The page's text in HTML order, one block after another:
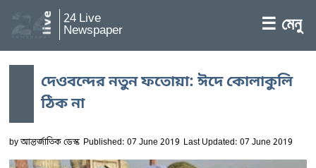
24 Live
Newspaper ☰ মেনু
দেওবন্দের নতুন ফতোয়া: ঈদে কোলাকুলি
ঠিক না
byআন্তর্জাতিক ডেস্ক Published: 07 June 2019 Last Updated: 07 June 2019